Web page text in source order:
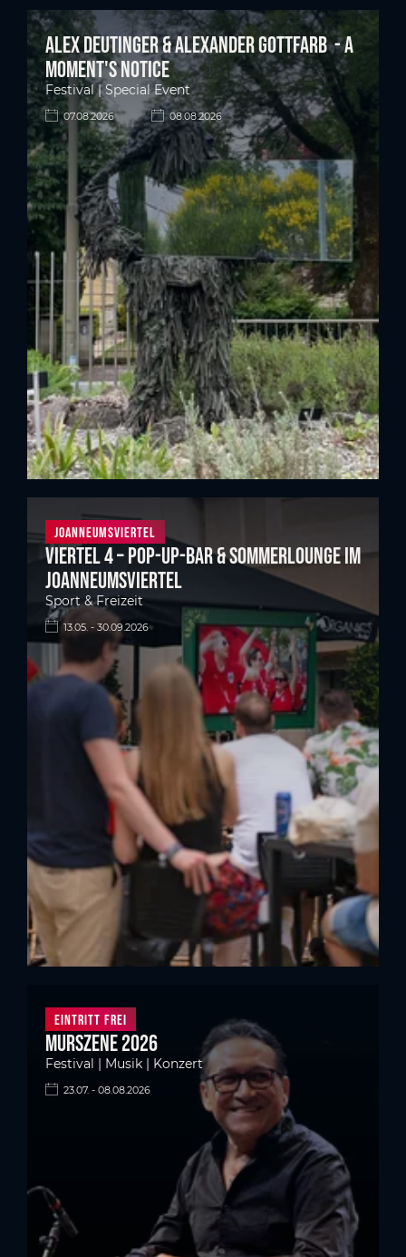
Alex Deutinger & Alexander Gottfarb - A
moment's notice
Festival | Special Event
07.08.2026 08.08.2026
Joanneumsviertel
Viertel 4 – Pop-up-Bar & Sommerlounge im
Joanneumsviertel
Sport & Freizeit
13.05. - 30.09.2026
Eintritt frei
Murszene 2026
Festival | Musik | Konzert
23.07. - 08.08.2026